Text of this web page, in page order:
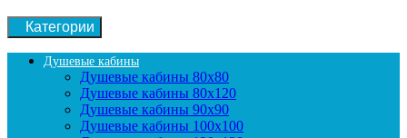
Категории
Душевые кабины
Душевые кабины 80x80
Душевые кабины 80x120
Душевые кабины 90х90
Душевые кабины 100x100